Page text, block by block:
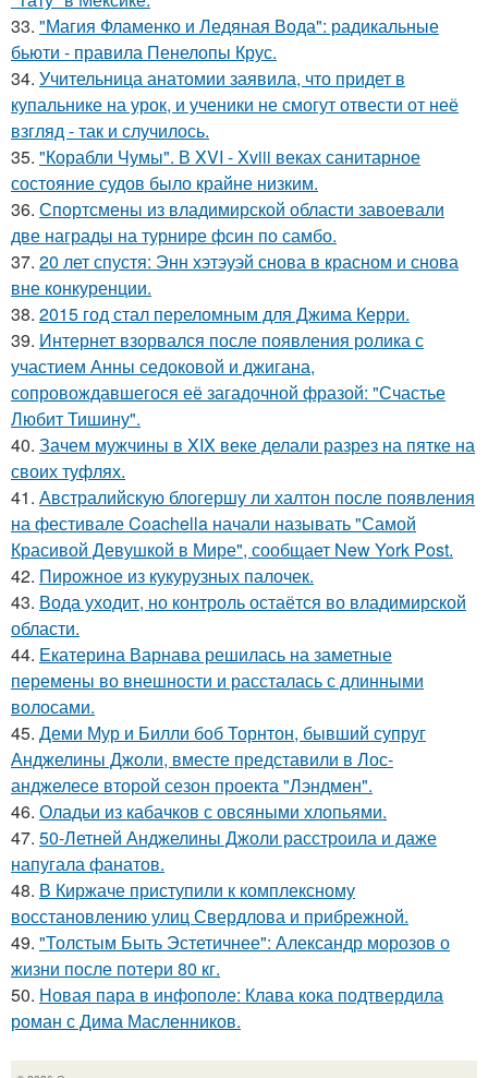
33. "Магия Фламенко и Ледяная Вода": радикальные
бьюти - правила Пенелопы Крус.
34. Учительница анатомии заявила, что придет в
купальнике на урок, и ученики не смогут отвести от неё
взгляд - так и случилось.
35. "Корабли Чумы". В XVI - Xviii веках санитарное
состояние судов было крайне низким.
36. Спортсмены из владимирской области завоевали
две награды на турнире фсин по самбо.
37. 20 лет спустя: Энн хэтэуэй снова в красном и снова
вне конкуренции.
38. 2015 год стал переломным для Джима Керри.
39. Интернет взорвался после появления ролика с
участием Анны седоковой и джигана,
сопровождавшегося её загадочной фразой: "Счастье
Любит Тишину".
40. Зачем мужчины в XIX веке делали разрез на пятке на
своих туфлях.
41. Австралийскую блогершу ли халтон после появления
на фестивале Coachella начали называть "Самой
Красивой Девушкой в Мире", сообщает New York Post.
42. Пирожное из кукурузных палочек.
43. Вода уходит, но контроль остаётся во владимирской
области.
44. Екатерина Варнава решилась на заметные
перемены во внешности и рассталась с длинными
волосами.
45. Деми Мур и Билли боб Торнтон, бывший супруг
Анджелины Джоли, вместе представили в Лос-
анджелесе второй сезон проекта "Лэндмен".
46. Оладьи из кабачков с овсяными хлопьями.
47. 50-Летней Анджелины Джоли расстроила и даже
напугала фанатов.
48. В Киржаче приступили к комплексному
восстановлению улиц Свердлова и прибрежной.
49. "Толстым Быть Эстетичнее": Александр морозов о
жизни после потери 80 кг.
50. Новая пара в инфополе: Клава кока подтвердила
роман с Дима Масленников.